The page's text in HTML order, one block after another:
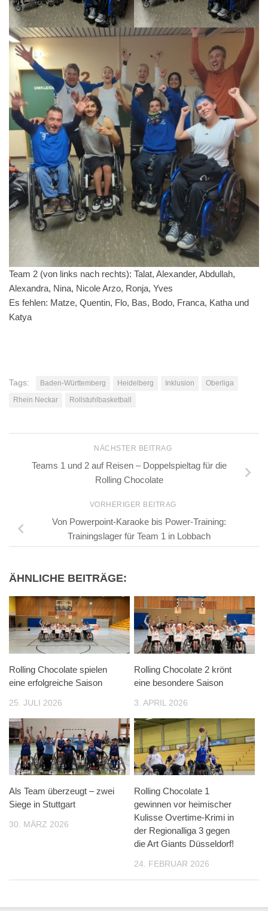
Team 2 (von links nach rechts): Talat, Alexander, Abdullah,
Alexandra, Nina, Nicole Arzo, Ronja, Yves
Es fehlen: Matze, Quentin, Flo, Bas, Bodo, Franca, Katha und
Katya
Tags: Baden-Württemberg Heidelberg Inklusion
Oberliga
Rhein Neckar
Rollstuhlbasketball
NÄCHSTER BEITRAG
Teams 1 und 2 auf Reisen – Doppelspieltag für die
Rolling Chocolate
VORHERIGER BEITRAG
Von Powerpoint-Karaoke bis Power-Training:
Trainingslager für Team 1 in Lobbach
ÄHNLICHE BEITRÄGE:
Rolling Chocolate spielen
eine erfolgreiche Saison
25. JULI 2026
Rolling Chocolate 2 krönt
eine besondere Saison
3. APRIL 2026
Als Team überzeugt – zwei
Siege in Stuttgart
30. MÄRZ 2026
Rolling Chocolate 1
gewinnen vor heimischer
Kulisse Overtime-Krimi in
der Regionalliga 3 gegen
die Art Giants Düsseldorf!
24. FEBRUAR 2026